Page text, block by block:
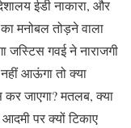
ईडी नाकारा, और
मनोबल तोड़ने वाला
जस्टिस गवई ने नाराजगी
आऊंगा तो क्या
कर जाएगा? मतलब, क्या
पर क्यों टिकाए